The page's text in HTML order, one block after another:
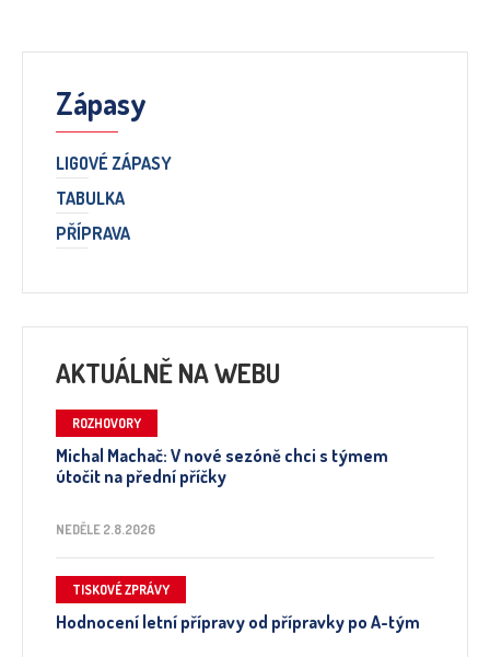
Zápasy
LIGOVÉ ZÁPASY
TABULKA
PŘÍPRAVA
AKTUÁLNĚ NA WEBU
ROZHOVORY
Michal Machač: V nové sezóně chci s týmem
útočit na přední příčky
NEDĚLE 2.8.2026
TISKOVÉ ZPRÁVY
Hodnocení letní přípravy od přípravky po A-tým